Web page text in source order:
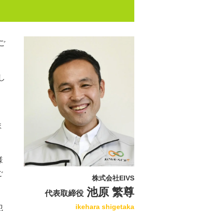
株式会社EIVS
代表取締役 池原 繁尊
ikehara shigetaka